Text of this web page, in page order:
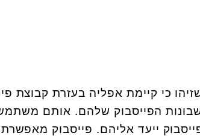
כי קיימת אפליה בעזרת קבוצת
הפייסבוק שלהם. אותם
ייעד אליהם. פייסבוק